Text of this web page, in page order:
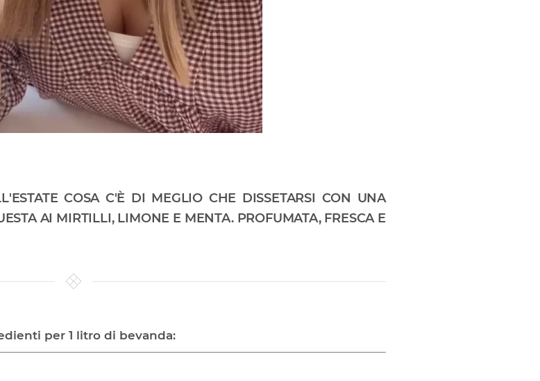
COSA C'È DI MEGLIO CHE DISSETARSI CON UNA
AI MIRTILLI, LIMONE E MENTA. PROFUMATA, FRESCA E
per 1 litro di bevanda: